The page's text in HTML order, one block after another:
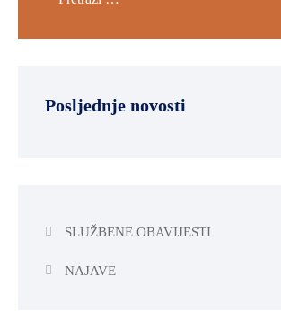
Posljednje novosti
SLUŽBENE OBAVIJESTI
NAJAVE